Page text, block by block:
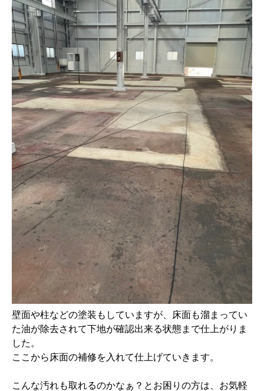
壁面や柱などの塗装もしていますが、床面も溜まってい
た油が除去されて下地が確認出来る状態まで仕上がりま
した。
ここから床面の補修を入れて仕上げていきます。
こんな汚れも取れるのかなぁ？とお困りの方は、お気軽